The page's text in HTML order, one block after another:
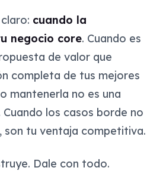
cuando la
negocio core. Cuando es
de valor que
completa de tus mejores
mantenerla no es una
los casos borde no
son tu ventaja competitiva.
. Dale con todo.